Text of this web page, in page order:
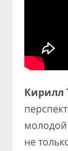
Кирилл
молодой
не